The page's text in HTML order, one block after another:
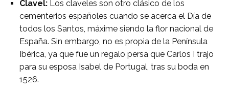
Clavel: Los claveles son otro clásico de los
cementerios españoles cuando se acerca el Día de
todos los Santos, máxime siendo la flor nacional de
España. Sin embargo, no es propia de la Península
Ibérica, ya que fue un regalo persa que Carlos I trajo
para su esposa Isabel de Portugal, tras su boda en
1526.